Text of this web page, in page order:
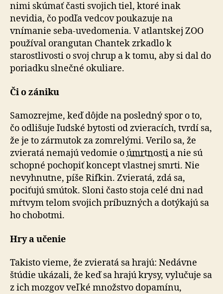
nimi skúmať časti svojich tiel, ktoré inak
nevidia, čo podľa vedcov poukazuje na
vnímanie seba-uvedomenia. V atlantskej ZOO
používal orangutan Chantek zrkadlo k
starostlivosti o svoj chrup a k tomu, aby si dal do
poriadku slnečné okuliare.
Či o zániku
Samozrejme, keď dôjde na posledný spor o to,
čo odlišuje ľudské bytosti od zvieracích, tvrdí sa,
že je to zármutok za zomrelými. Verilo sa, že
zvieratá nemajú vedomie oúmrtnosti a nie sú
schopné pochopiť koncept vlastnej smrti. Nie
nevyhnutne, píše Rifkin. Zvieratá, zdá sa,
pociťujú smútok. Sloni často stoja celé dni nad
mŕtvym telom svojich príbuzných a dotýkajú sa
ho chobotmi.
Hry a učenie
Takisto vieme, že zvieratá sa hrajú: Nedávne
štúdie ukázali, že keď sa hrajú krysy, vylučuje sa
z ich mozgov veľké množstvo dopamínu,